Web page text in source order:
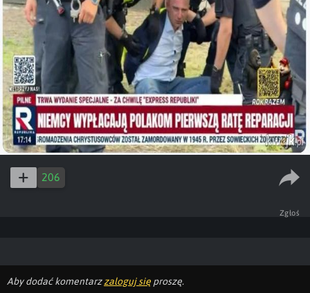
206
Zgłoś
Aby dodać komentarzzaloguj się proszę.